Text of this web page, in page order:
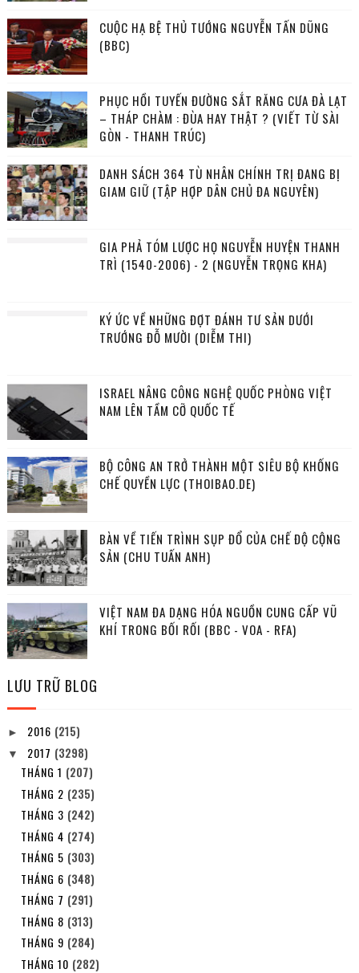
CUỘC HẠ BỆ THỦ TƯỚNG NGUYỄN TẤN DŨNG
(BBC)
PHỤC HỒI TUYẾN ĐƯỜNG SẮT RĂNG CƯA ĐÀ LẠT
– THÁP CHÀM : ĐÙA HAY THẬT ? (VIẾT TỪ SÀI
GÒN - THANH TRÚC)
DANH SÁCH 364 TÙ NHÂN CHÍNH TRỊ ĐANG BỊ
GIAM GIỮ (TẬP HỢP DÂN CHỦ ĐA NGUYÊN)
GIA PHẢ TÓM LƯỢC HỌ NGUYỄN HUYỆN THANH
TRÌ (1540-2006) - 2 (NGUYỄN TRỌNG KHA)
KÝ ỨC VỀ NHỮNG ĐỢT ĐÁNH TƯ SẢN DƯỚI
TRƯỚNG ĐỖ MƯỜI (DIỄM THI)
ISRAEL NÂNG CÔNG NGHỆ QUỐC PHÒNG VIỆT
NAM LÊN TẦM CỠ QUỐC TẾ
BỘ CÔNG AN TRỞ THÀNH MỘT SIÊU BỘ KHỐNG
CHẾ QUYỀN LỰC (THOIBAO.DE)
BÀN VỀ TIẾN TRÌNH SỤP ĐỔ CỦA CHẾ ĐỘ CỘNG
SẢN (CHU TUẤN ANH)
VIỆT NAM ĐA DẠNG HÓA NGUỒN CUNG CẤP VŨ
KHÍ TRONG BỐI RỐI (BBC - VOA - RFA)
LƯU TRỮ BLOG
► 2016 (215)
▼ 2017 (3298)
THÁNG 1 (207)
THÁNG 2 (235)
THÁNG 3 (242)
THÁNG 4 (274)
THÁNG 5 (303)
THÁNG 6 (348)
THÁNG 7 (291)
THÁNG 8 (313)
THÁNG 9 (284)
THÁNG 10 (282)